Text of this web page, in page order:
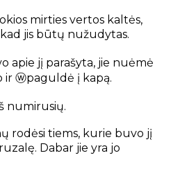
mirties vertos kaltės,
jis būtų nužudytas.
apie jį parašyta, jie nuėmė
ir ⓦpaguldė į kapą.
numirusių.
rodėsi tiems, kurie buvo jį
Dabar jie yra jo